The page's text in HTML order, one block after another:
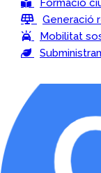
Formació
Generació
Mobilitat